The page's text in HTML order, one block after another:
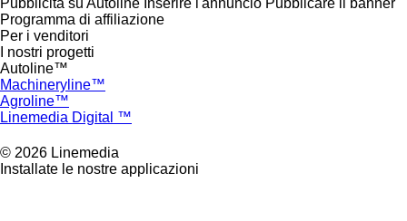
Programma di affiliazione
Per i venditori
I nostri progetti
Autoline™
Machineryline™
Agroline™
Linemedia Digital ™
© 2026 Linemedia
Installate le nostre applicazioni